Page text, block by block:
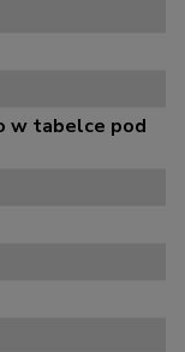
w tabelce pod